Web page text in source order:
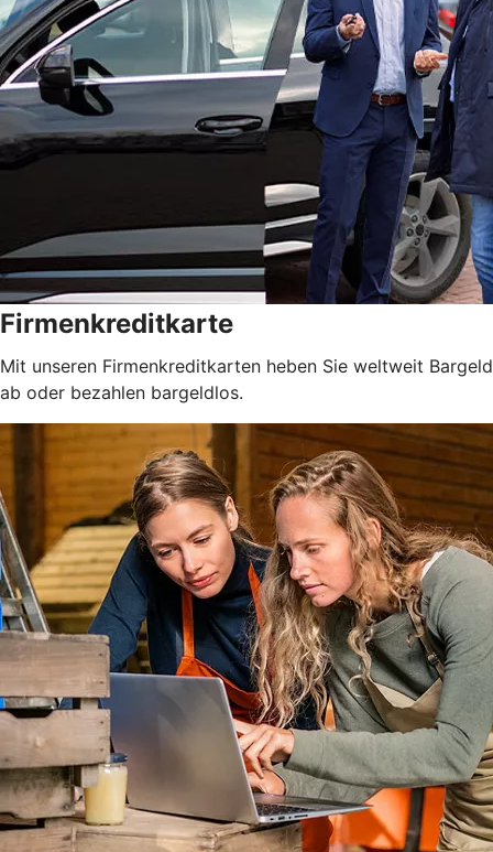
Firmenkreditkarte
Mit unseren Firmenkreditkarten heben Sie weltweit Bargeld
ab oder bezahlen bargeldlos.